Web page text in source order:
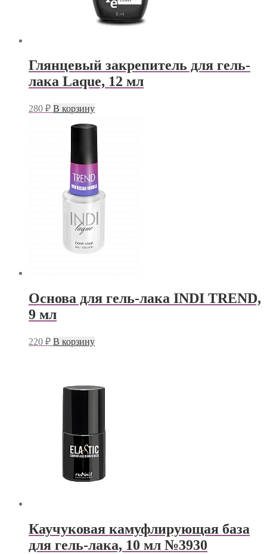
Глянцевый закрепитель для гель-
лака Laque, 12 мл
280 ₽ В корзину
Основа для гель-лака INDI TREND,
9 мл
220 ₽ В корзину
Каучуковая камуфлирующая база
для гель-лака, 10 мл №3930